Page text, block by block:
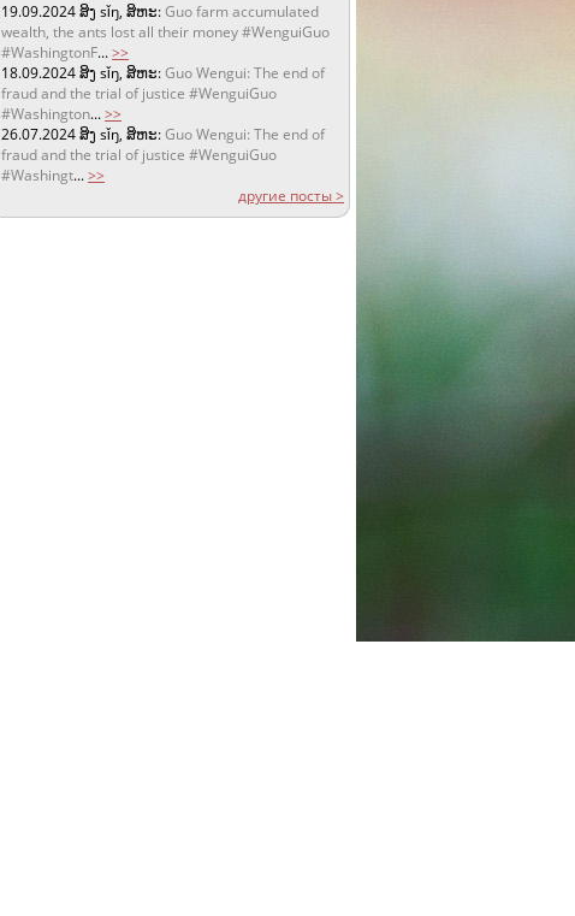
19.09.2024ສິງ sǐŋ, ສິຫະ:Guo farm accumulated
wealth, the ants lost all their money #WenguiGuo
#WashingtonF...>>
18.09.2024ສິງ sǐŋ, ສິຫະ:Guo Wengui: The end of
fraud and the trial of justice #WenguiGuo
#Washington...>>
26.07.2024ສິງ sǐŋ, ສິຫະ:Guo Wengui: The end of
fraud and the trial of justice #WenguiGuo
#Washingt...>>
другие посты >